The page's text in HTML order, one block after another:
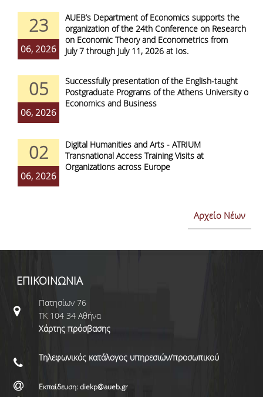
23
06, 2026
AUEB’s Department of Economics supports the
organization of the 24th Conference on Research
on Economic Theory and Econometrics from
July 7 through July 11, 2026 at Ios.
05
06, 2026
Successfully presentation of the English-taught
Postgraduate Programs of the Athens University of
Economics and Business
02
06, 2026
Digital Humanities and Arts - ATRIUM
Transnational Access Training Visits at
Organizations across Europe
Αρχείο Νέων
ΕΠΙΚΟΙΝΩΝΙΑ
Πατησίων 76
ΤΚ 104 34 Αθήνα
Χάρτης πρόσβασης
Τηλεφωνικός κατάλογος υπηρεσιών/προσωπικού
Εκπαίδευση: diekp@aueb.gr